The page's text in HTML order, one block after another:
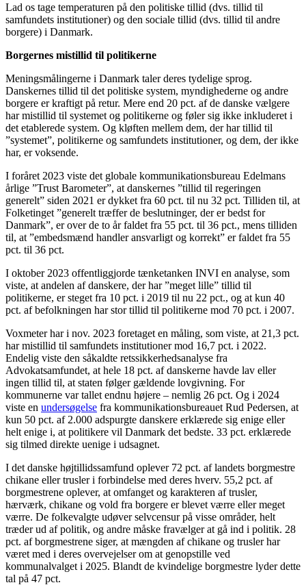
Lad os tage temperaturen på den politiske tillid (dvs. tillid til
samfundets institutioner) og den sociale tillid (dvs. tillid til andre
borgere) i Danmark.
Borgernes mistillid til politikerne
Meningsmålingerne i Danmark taler deres tydelige sprog.
Danskernes tillid til det politiske system, myndighederne og andre
borgere er kraftigt på retur. Mere end 20 pct. af de danske vælgere
har mistillid til systemet og politikerne og føler sig ikke inkluderet i
det etablerede system. Og kløften mellem dem, der har tillid til
”systemet”, politikerne og samfundets institutioner, og dem, der ikke
har, er voksende.
I foråret 2023 viste det globale kommunikationsbureau Edelmans
årlige ”Trust Barometer”, at danskernes ”tillid til regeringen
generelt” siden 2021 er dykket fra 60 pct. til nu 32 pct. Tilliden til, at
Folketinget ”generelt træffer de beslutninger, der er bedst for
Danmark”, er over de to år faldet fra 55 pct. til 36 pct., mens tilliden
til, at ”embedsmænd handler ansvarligt og korrekt” er faldet fra 55
pct. til 36 pct.
I oktober 2023 offentliggjorde tænketanken INVI en analyse, som
viste, at andelen af danskere, der har ”meget lille” tillid til
politikerne, er steget fra 10 pct. i 2019 til nu 22 pct., og at kun 40
pct. af befolkningen har stor tillid til politikerne mod 70 pct. i 2007.
Voxmeter har i nov. 2023 foretaget en måling, som viste, at 21,3 pct.
har mistillid til samfundets institutioner mod 16,7 pct. i 2022.
Endelig viste den såkaldte retssikkerhedsanalyse fra
Advokatsamfundet, at hele 18 pct. af danskerne havde lav eller
ingen tillid til, at staten følger gældende lovgivning. For
kommunerne var tallet endnu højere – nemlig 26 pct. Og i 2024
viste en undersøgelse fra kommunikationsbureauet Rud Pedersen, at
kun 50 pct. af 2.000 adspurgte danskere erklærede sig enige eller
helt enige i, at politikere vil Danmark det bedste. 33 pct. erklærede
sig tilmed direkte uenige i udsagnet.
I det danske højtillidssamfund oplever 72 pct. af landets borgmestre
chikane eller trusler i forbindelse med deres hverv. 55,2 pct. af
borgmestrene oplever, at omfanget og karakteren af trusler,
hærværk, chikane og vold fra borgere er blevet værre eller meget
værre. De folkevalgte udøver selvcensur på visse områder, helt
træder ud af politik, og andre måske fravælger at gå ind i politik. 28
pct. af borgmestrene siger, at mængden af chikane og trusler har
været med i deres overvejelser om at genopstille ved
kommunalvalget i 2025. Blandt de kvindelige borgmestre lyder dette
tal på 47 pct.